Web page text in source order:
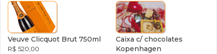
Veuve Clicquot Brut 750ml
R$ 520,00
Caixa c/ chocolates
Kopenhagen